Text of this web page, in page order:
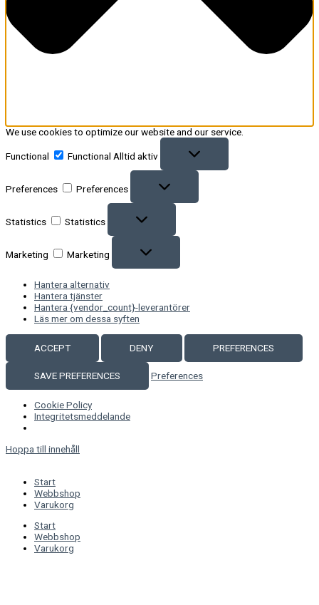
We use cookies to optimize our website and our service.
Functional Functional Alltid aktiv
Preferences Preferences
Statistics Statistics
Marketing Marketing
Hantera alternativ
Hantera tjänster
Hantera {vendor_count}-leverantörer
Läs mer om dessa syften
ACCEPT DENY PREFERENCES
SAVE PREFERENCES Preferences
Cookie Policy
Integritetsmeddelande
Hoppa till innehåll
Start
Webbshop
Varukorg
Start
Webbshop
Varukorg